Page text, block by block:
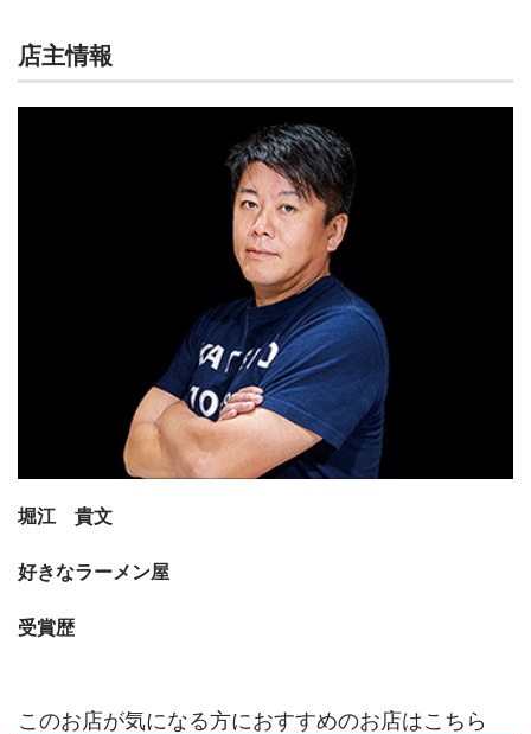
店主情報
堀江 貴文
好きなラーメン屋
受賞歴
このお店が気になる方におすすめのお店はこちら